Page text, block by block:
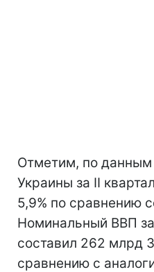
Отметим, по данным
Украины за II
5,9% по сравнению
Номинальный ВВП за
составил 262 млрд
сравнению с